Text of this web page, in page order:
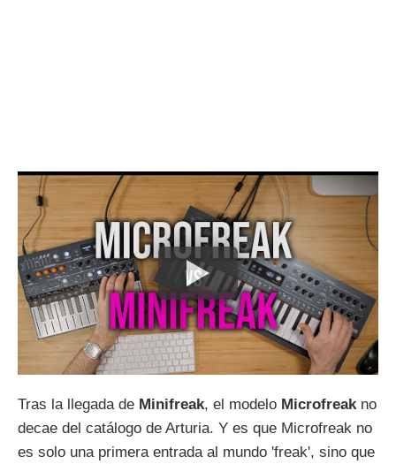
Tras la llegada de Minifreak, el modelo Microfreak no
decae del catálogo de Arturia. Y es que Microfreak no
es solo una primera entrada al mundo 'freak', sino que